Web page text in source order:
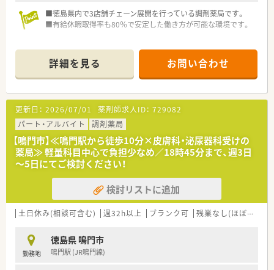
■徳島県内で3店舗チェーン展開を行っている調剤薬局です。
■有給休暇取得率も80％で安定した働き方が可能な環境です。
詳細を見る お問い合わせ
更新日： 2026/07/01 薬剤師求人ID： 729082
パート・アルバイト
調剤薬局
【鳴門市】≪鳴門駅から徒歩10分×皮膚科・泌尿器科受けの
薬局≫ 軽量科目中心で負担少なめ／18時45分まで、週3日
～5日にてご検討ください！
検討リストに追加
土日休み(相談可含む) 週32h以上 ブランク可 残業なし(ほぼなし含む)
勤務地
徳島県 鳴門市
鳴門駅 (JR鳴門線)